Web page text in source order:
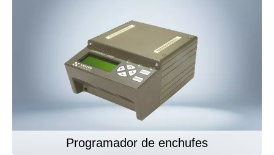
Programador de enchufes